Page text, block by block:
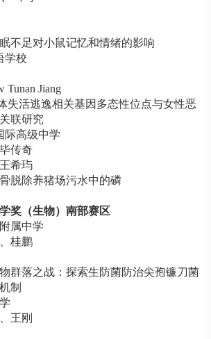
不足对小鼠记忆和情绪的影响
校
Tunan Jiang
失活逃逸相关基因多态性位点与女性恶
联研究
高级中学
传奇
希玙
脱除养猪场污水中的磷
奖（生物）南部赛区
属中学
桂鹏
群落之战：探索生防菌防治尖孢镰刀菌
制
王刚